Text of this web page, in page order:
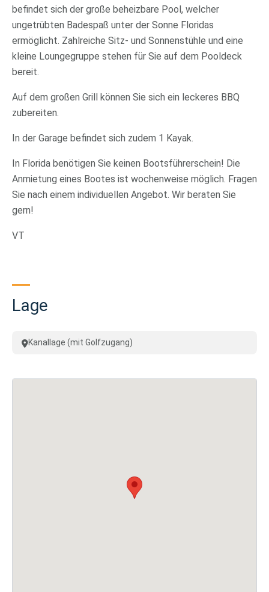
befindet sich der große beheizbare Pool, welcher
ungetrübten Badespaß unter der Sonne Floridas
ermöglicht. Zahlreiche Sitz- und Sonnenstühle und eine
kleine Loungegruppe stehen für Sie auf dem Pooldeck
bereit.
Auf dem großen Grill können Sie sich ein leckeres BBQ
zubereiten.
In der Garage befindet sich zudem 1 Kayak.
In Florida benötigen Sie keinen Bootsführerschein! Die
Anmietung eines Bootes ist wochenweise möglich. Fragen
Sie nach einem individuellen Angebot. Wir beraten Sie
gern!
VT
Lage
Kanallage (mit Golfzugang)